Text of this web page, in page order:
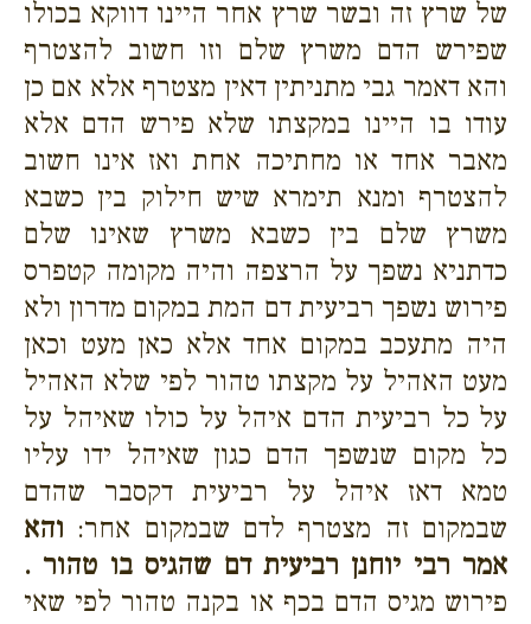
של שרץ זה ובשר שרץ אחר היינו דווקא בכולו
שפירש הדם משרץ שלם וזו חשוב להצטרף
והא דאמר גבי מתניתין דאין מצטרף אלא אם כן
עודו בו היינו במקצתו שלא פירש הדם אלא
מאבר אחד או מחתיכה אחת ואז אינו חשוב
להצטרף ומנא תימרא שיש חילוק בין כשבא
משרץ שלם בין כשבא משרץ שאינו שלם
כדתניא נשפך על הרצפה והיה מקומה קטפרס
פירוש נשפך רביעית דם המת במקום מדרון ולא
היה מתעכב במקום אחד אלא כאן מעט וכאן
מעט האהיל על מקצתו טהור לפי שלא האהיל
על כל רביעית הדם איהל על כולו שאיהל על
כל מקום שנשפך הדם כגון שאיהל ידו עליו
טמא דאז איהל על רביעית דקסבר שהדם
שבמקום זה מצטרף לדם שבמקום אחר: והא
אמר רבי יוחנן רביעית דם שהגיס בו טהור .
פירוש מגיס הדם בכף או בקנה טהור לפי שאי